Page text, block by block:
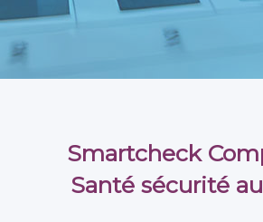
Smartcheck
Santé sécurité